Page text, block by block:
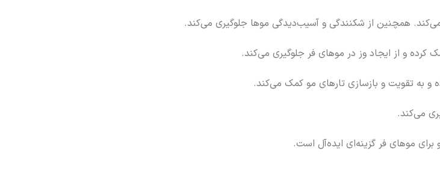
همچنین از شکنندگی و آسیب‌دیدگی موها جلوگیری می‌کند.
و از ایجاد وز در موهای فر جلوگیری می‌کند.
و به تقویت و بازسازی تارهای مو کمک می‌کند.
می‌کند.
موهای فر گزینه‌ای ایده‌آل است.